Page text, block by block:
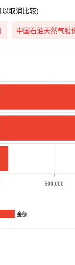
以取消比较)
中国石油天然气股
500,000
金额